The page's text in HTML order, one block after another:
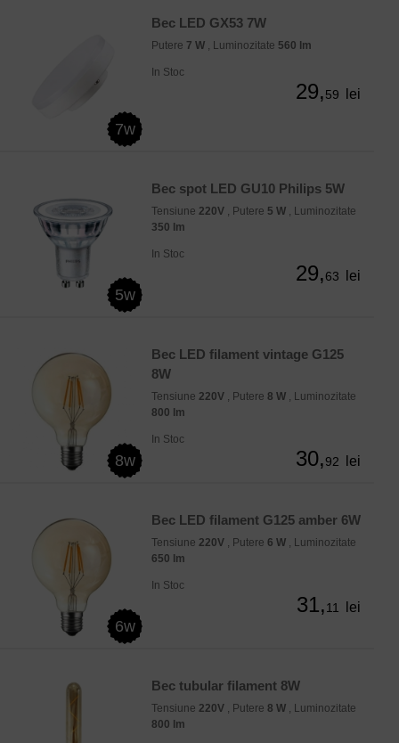
7w
Bec LED GX53 7W
Putere 7 W , Luminozitate 560 lm
In Stoc
29,59 lei
5w
Bec spot LED GU10 Philips 5W
Tensiune 220V , Putere 5 W , Luminozitate
350 lm
In Stoc
29,63 lei
8w
Bec LED filament vintage G125
8W
Tensiune 220V , Putere 8 W , Luminozitate
800 lm
In Stoc
30,92 lei
6w
Bec LED filament G125 amber 6W
Tensiune 220V , Putere 6 W , Luminozitate
650 lm
In Stoc
31,11 lei
Bec tubular filament 8W
Tensiune 220V , Putere 8 W , Luminozitate
800 lm